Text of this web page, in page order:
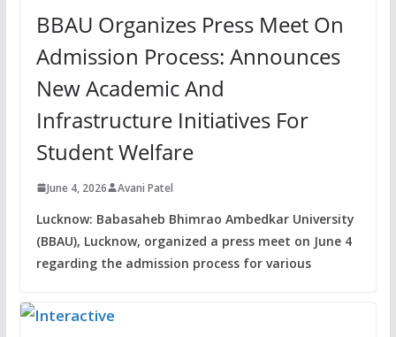
BBAU Organizes Press Meet On
Admission Process: Announces
New Academic And
Infrastructure Initiatives For
Student Welfare
June 4, 2026 Avani Patel
Lucknow: Babasaheb Bhimrao Ambedkar University
(BBAU), Lucknow, organized a press meet on June 4
regarding the admission process for various